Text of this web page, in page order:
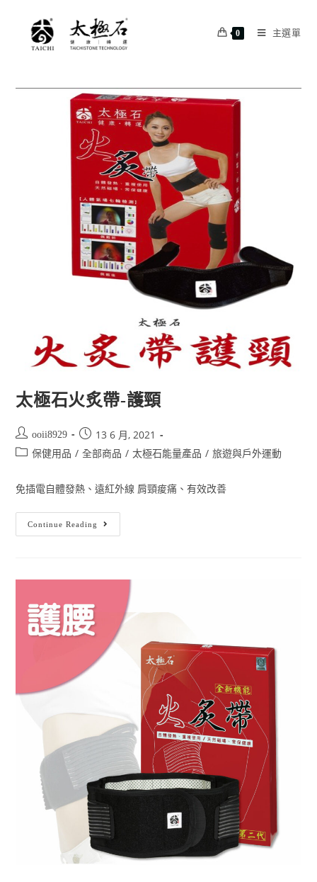
0 主選單
太極石火炙帶-護頸
ooii8929 13 6 月, 2021
保健用品 / 全部商品 / 太極石能量產品 / 旅遊與戶外運動
免插電自體發熱、遠紅外線 肩頸痠痛、有效改善
Continue Reading